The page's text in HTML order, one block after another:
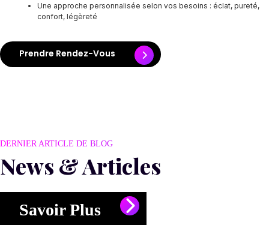
Une approche personnalisée selon vos besoins : éclat, pureté,
confort, légèreté
Prendre Rendez-Vous
DERNIER ARTICLE DE BLOG
News & Articles
Savoir Plus